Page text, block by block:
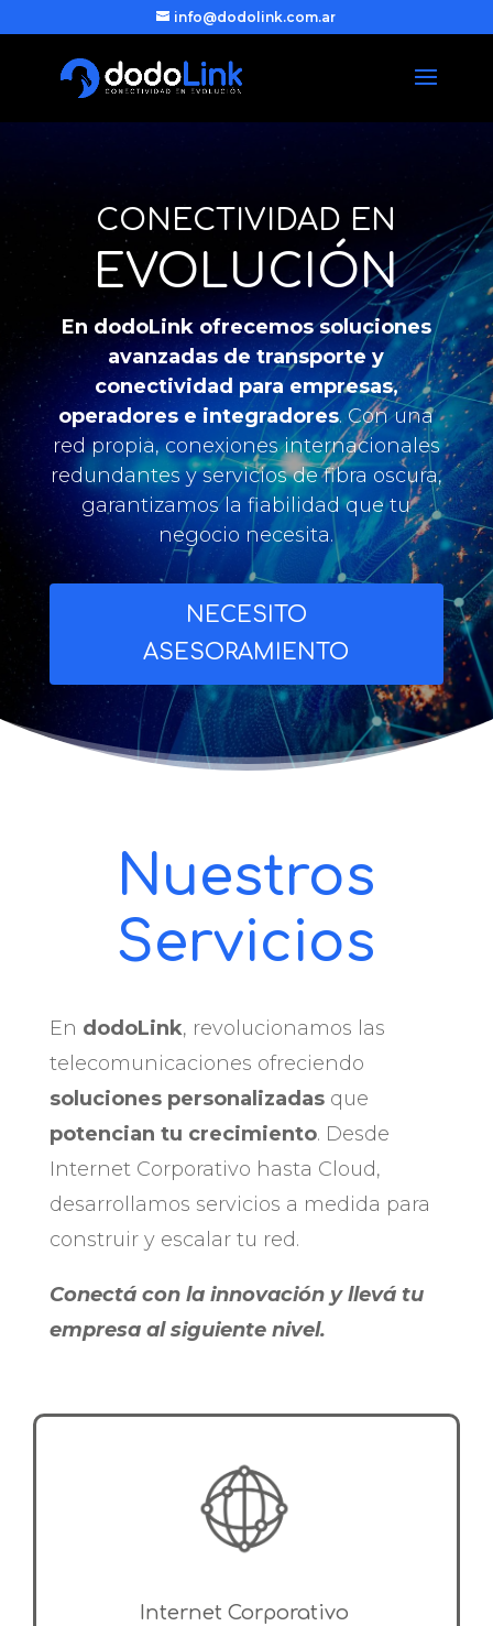
info@dodolink.com.ar
CONECTIVIDAD EN
EVOLUCIÓN
En dodoLink ofrecemos soluciones
avanzadas de transporte y
conectividad para empresas,
operadores e integradores. Con una
red propia, conexiones internacionales
redundantes y servicios de fibra oscura,
garantizamos la fiabilidad que tu
negocio necesita.
NECESITO
ASESORAMIENTO
Nuestros
Servicios
En dodoLink, revolucionamos las
telecomunicaciones ofreciendo
soluciones personalizadas que
potencian tu crecimiento. Desde
Internet Corporativo hasta Cloud,
desarrollamos servicios a medida para
construir y escalar tu red.
Conectá con la innovación y llevá tu
empresa al siguiente nivel.
Internet Corporativo